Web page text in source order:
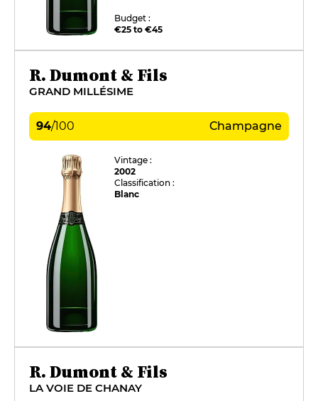
Budget :
€25 to €45
R. Dumont & Fils
GRAND MILLÉSIME
94/100 Champagne
Vintage :
2002
Classification :
Blanc
R. Dumont & Fils
LA VOIE DE CHANAY